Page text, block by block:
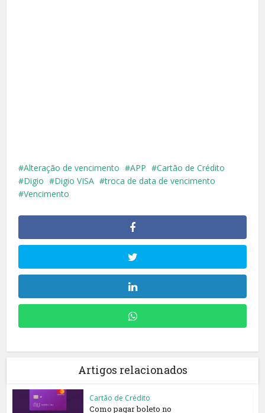
Alteração de vencimento APP
Cartão de Crédito
Digio
Digio VISA
troca de data de vencimento
Vencimento
Artigos relacionados
Cartão de Crédito
Como pagar boleto no